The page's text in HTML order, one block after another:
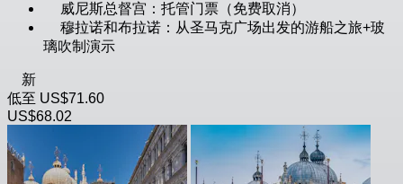
威尼斯总督宫：托管门票（免费取消）
穆拉诺和布拉诺：从圣马克广场出发的游船之旅+玻
璃吹制演示
新
低至 US$71.60
US$68.02